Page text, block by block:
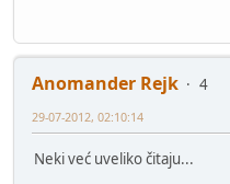
Anomander Rejk
4
29-07-2012, 02:10:14
Neki već uveliko čitaju...